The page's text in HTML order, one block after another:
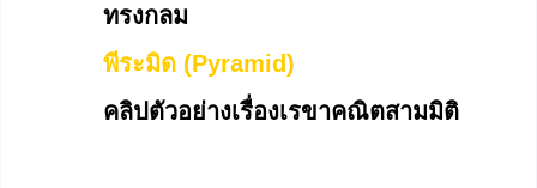
ทรงกลม
พีระมิด (Pyramid)
คลิปตัวอย่างเรื่องเรขาคณิตสามมิติ